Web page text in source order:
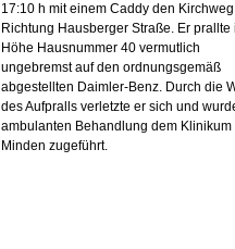
17:10 h mit einem Caddy den
Richtung Hausberger Straße. Er prallte
Höhe Hausnummer 40 vermutlich
ungebremst auf den ordnungsgemäß
abgestellten Daimler-Benz. Durch die
des Aufpralls verletzte er sich und
ambulanten Behandlung dem Klinikum
Minden zugeführt.